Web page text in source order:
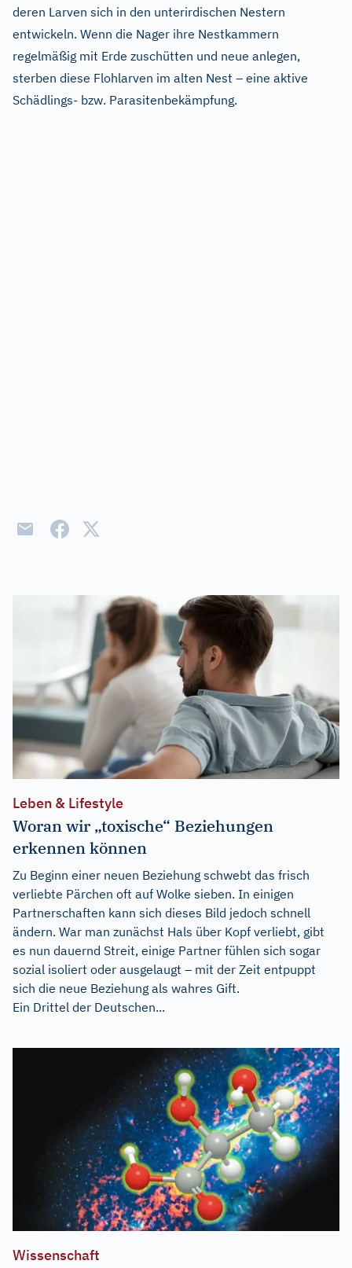
deren Larven sich in den unterirdischen Nestern
entwickeln. Wenn die Nager ihre Nestkammern
regelmäßig mit Erde zuschütten und neue anlegen,
sterben diese Flohlarven im alten Nest – eine aktive
Schädlings- bzw. Parasitenbekämpfung.
Leben & Lifestyle
Woran wir „toxische“ Beziehungen
erkennen können
Zu Beginn einer neuen Beziehung schwebt das frisch
verliebte Pärchen oft auf Wolke sieben. In einigen
Partnerschaften kann sich dieses Bild jedoch schnell
ändern. War man zunächst Hals über Kopf verliebt, gibt
es nun dauernd Streit, einige Partner fühlen sich sogar
sozial isoliert oder ausgelaugt – mit der Zeit entpuppt
sich die neue Beziehung als wahres Gift.
Ein Drittel der Deutschen...
Wissenschaft